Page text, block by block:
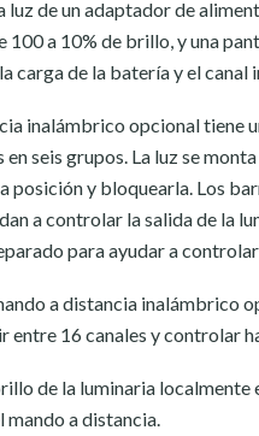
luz de un adaptador de
100 a 10% de brillo, y una
carga de la batería y el canal
inalámbrico opcional tiene
seis grupos. La luz se
posición y bloquearla. Los
a controlar la salida de la
para ayudar a
a distancia inalámbrico
entre 16 canales y controlar
de la luminaria
mando a distancia.